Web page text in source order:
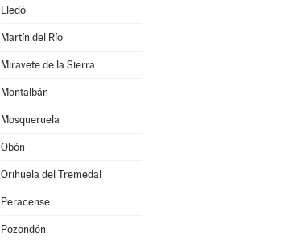
Lledó
Martín del Río
Miravete de la Sierra
Montalbán
Mosqueruela
Obón
Orihuela del Tremedal
Peracense
Pozondón